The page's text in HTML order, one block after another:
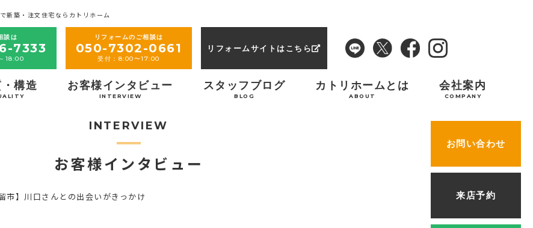
新築・注文住宅ならカトリホーム
談は
7333
18:00
リフォームのご相談は
050-7302-0661
受付：8:00〜17:00
リフォームサイトはこちら
構造 お客様インタビュー
INTERVIEW
スタッフブログ
BLOG
カトリホームとは
ABOUT
会社案内
COMPANY
お問い合わせ
来店予約
INTERVIEW
お客様インタビュー
留市】川口さんとの出会いがきっかけ